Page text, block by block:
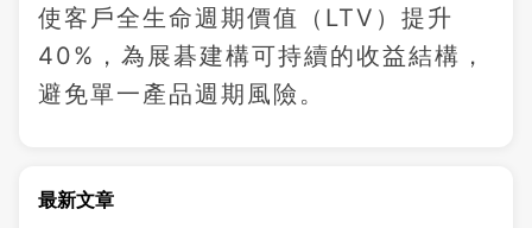
使客戶全生命週期價值（LTV）提升
40%，為展碁建構可持續的收益結構，
避免單一產品週期風險。
最新文章